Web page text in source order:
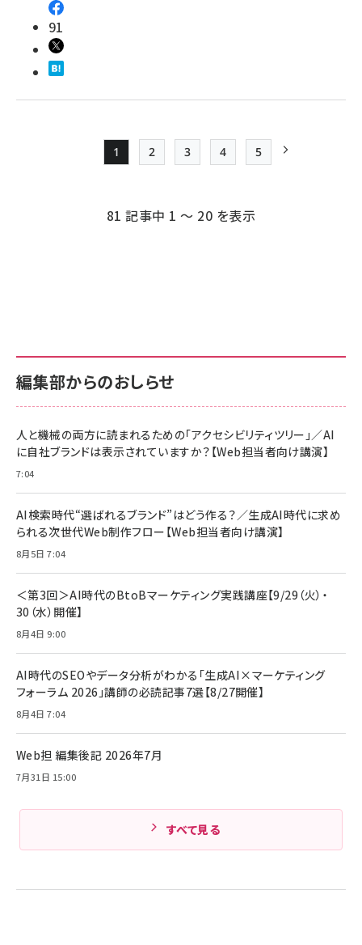
91
ジ
Page
1
Page
2
Page
3
Page
4
Page
5
81 記事中 1 ～ 20 を表示
編集部からのおしらせ
人と機械の両方に読まれるための「アクセシビリティツリー」／AI
に自社ブランドは表示されていますか？【Web担当者向け講演】
7:04
AI検索時代“選ばれるブランド”はどう作る？／生成AI時代に求め
られる次世代Web制作フロー【Web担当者向け講演】
8月5日 7:04
＜第3回＞AI時代のBtoBマーケティング実践講座【9/29（火）・
30（水）開催】
8月4日 9:00
AI時代のSEOやデータ分析がわかる「生成AI×マーケティング
フォーラム 2026」講師の必読記事7選【8/27開催】
8月4日 7:04
Web担 編集後記 2026年7月
7月31日 15:00
すべて見る